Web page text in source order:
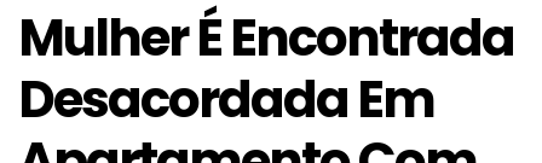
Mulher É Encontrada
Desacordada Em